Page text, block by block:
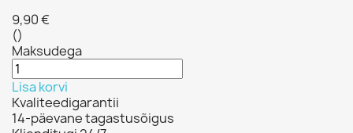
9,90 €
()
Maksudega
Lisa korvi
Kvaliteedigarantii
14-päevane tagastusõigus